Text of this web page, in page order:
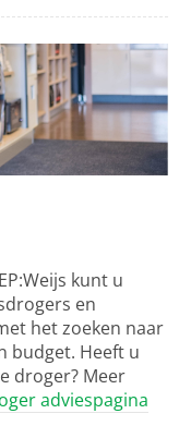
kunt u
en
het zoeken naar
budget. Heeft u
droger? Meer
adviespagina